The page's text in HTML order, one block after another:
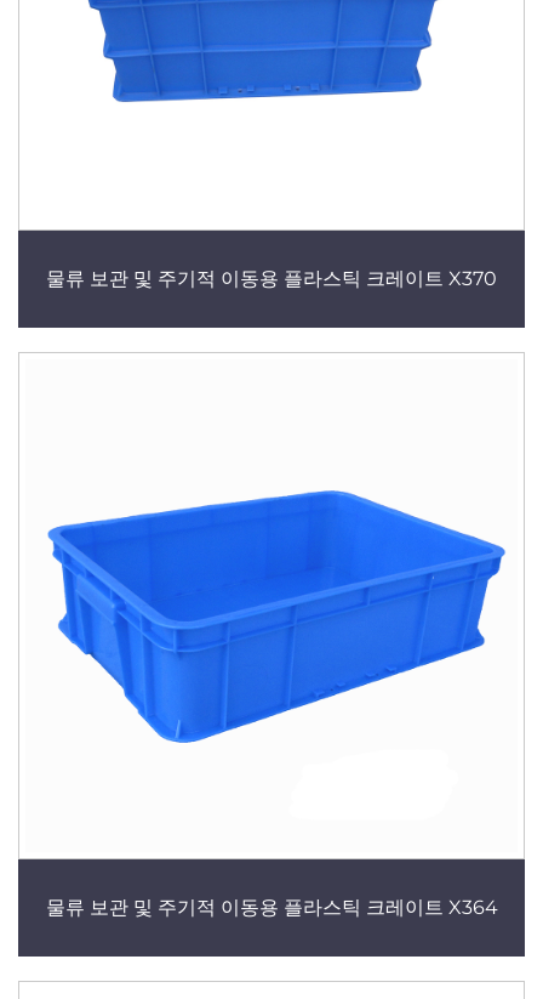
물류 보관 및 주기적 이동용 플라스틱 크레이트 X370
물류 보관 및 주기적 이동용 플라스틱 크레이트 X364